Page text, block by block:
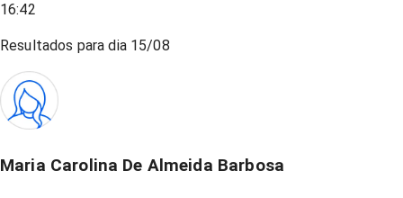
16:42
Resultados para dia 15/08
Maria Carolina De Almeida Barbosa